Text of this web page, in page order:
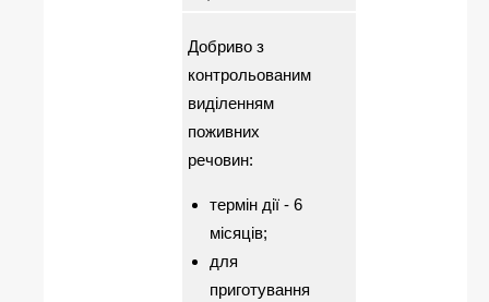
Добриво з
контрольованим
виділенням
поживних
речовин:
термін дії - 6
місяців;
для
приготування